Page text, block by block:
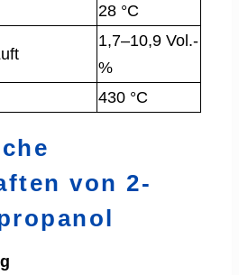
28 °C
1,7–10,9 Vol.-
%
430 °C
von 2-